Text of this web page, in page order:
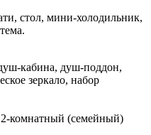
стол, мини-холодильник,
кабина, душ-поддон,
зеркало, набор
комнатный (семейный)